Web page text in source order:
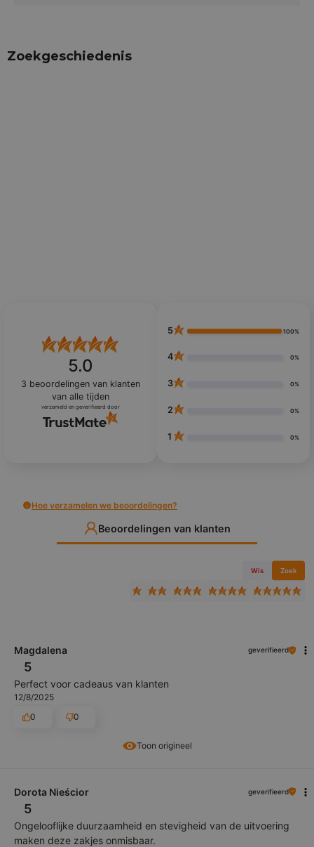
Zoekgeschiedenis
5.0
3 beoordelingen van klanten
van alle tijden
verzameld en geverifieerd door
5 100%
4 0%
3 0%
2 0%
1 0%
Hoe verzamelen we beoordelingen?
Beoordelingen van klanten
Wis Zoek
Toon origineel
Magdalena geverifieerd
5
Perfect voor cadeaus van klanten
12/8/2025
0
0
Dorota Nieścior geverifieerd
5
Ongelooflijke duurzaamheid en stevigheid van de uitvoering
maken deze zakjes onmisbaar.